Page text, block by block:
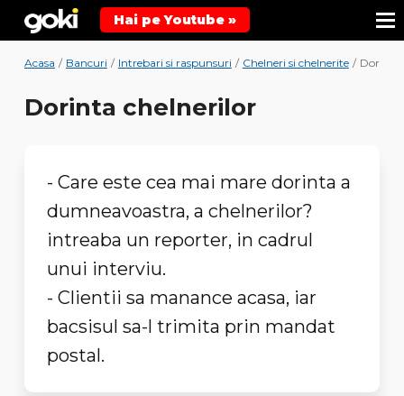
Hai pe Youtube »
Acasa / Bancuri / Intrebari si raspunsuri / Chelneri si chelnerite / Dorinta
Dorinta chelnerilor
- Care este cea mai mare dorinta a
dumneavoastra, a chelnerilor?
intreaba un reporter, in cadrul
unui interviu.
- Clientii sa manance acasa, iar
bacsisul sa-l trimita prin mandat
postal.